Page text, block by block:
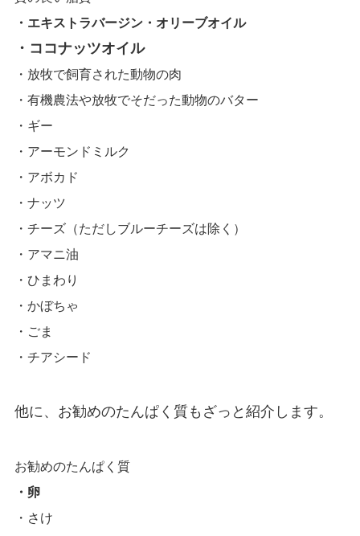
・エキストラバージン・オリーブオイル
・ココナッツオイル
・放牧で飼育された動物の肉
・有機農法や放牧でそだった動物のバター
・ギー
・アーモンドミルク
・アボカド
・ナッツ
・チーズ（ただしブルーチーズは除く）
・アマニ油
・ひまわり
・かぼちゃ
・ごま
・チアシード
他に、 お勧めのたんぱく質もざっと紹介します。
お勧めのたんぱく質
・卵
・さけ